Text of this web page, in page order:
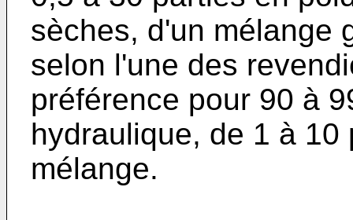
sèches, d'un mélange
selon l'une des
préférence pour 90 à
hydraulique, de 1 à
mélange.